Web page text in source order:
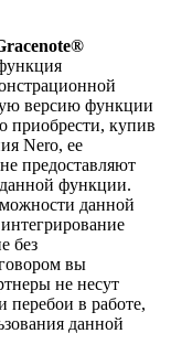
версию функции
приобрести, купив
Nero, ее
предоставляют
функции.
данной
без
вы
не несут
перебои в работе,
данной